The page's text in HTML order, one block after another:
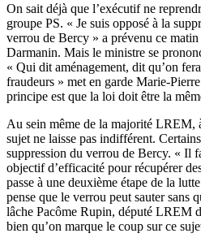
On sait déjà que l’exécutif ne
groupe PS. « Je suis opposé à la
verrou de Bercy » a prévenu ce
Darmanin. Mais le ministre se
« Qui dit aménagement, dit qu’on
fraudeurs » met en garde Marie-
principe est que la loi doit être la
Au sein même de la majorité LREM,
sujet ne laisse pas indifférent.
suppression du verrou de Bercy. « Il
objectif d’efficacité pour récupérer
passe à une deuxième étape de la
pense que le verrou peut sauter sans
lâche Pacôme Rupin, député LREM
bien qu’on marque le coup sur ce